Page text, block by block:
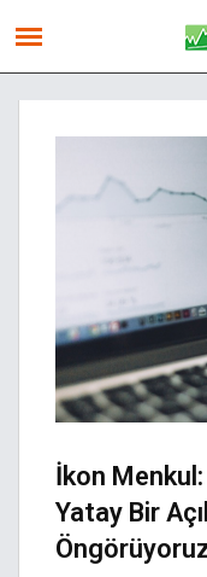
İkon
Yatay Bir